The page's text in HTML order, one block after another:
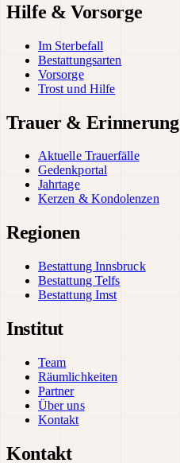
Hilfe & Vorsorge
Im Sterbefall
Bestattungsarten
Vorsorge
Trost und Hilfe
Trauer & Erinnerung
Aktuelle Trauerfälle
Gedenkportal
Jahrtage
Kerzen & Kondolenzen
Regionen
Bestattung Innsbruck
Bestattung Telfs
Bestattung Imst
Institut
Team
Räumlichkeiten
Partner
Über uns
Kontakt
Kontakt